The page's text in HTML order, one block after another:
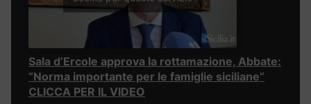
Sala d’Ercole approva la rottamazione, Abbate:
“Norma importante per le famiglie siciliane”
CLICCA PER IL VIDEO